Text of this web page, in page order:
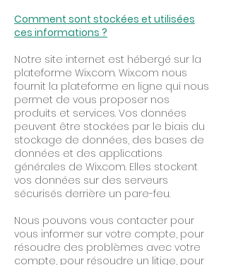
Comment sont stockées et utilisées
ces informations ?
Notre site internet est hébergé sur la
plateforme Wix.com. Wix.com nous
fournit la plateforme en ligne qui nous
permet de vous proposer nos
produits et services. Vos données
peuvent être stockées par le biais du
stockage de données, des bases de
données et des applications
générales de Wix.com. Elles stockent
vos données sur des serveurs
sécurisés derrière un pare-feu.
Nous pouvons vous contacter pour
vous informer sur votre compte, pour
résoudre des problèmes avec votre
compte, pour résoudre un litige, pour